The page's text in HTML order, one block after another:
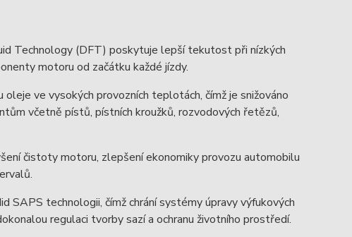
Technology (DFT) poskytuje lepší tekutost při nízkých
motoru od začátku každé jízdy.
ve vysokých provozních teplotách, čímž je snižováno
včetně pístů, pístních kroužků, rozvodových řetězů,
čistoty motoru, zlepšení ekonomiky provozu automobilu
SAPS technologii, čímž chrání systémy úpravy výfukových
regulaci tvorby sazí a ochranu životního prostředí.